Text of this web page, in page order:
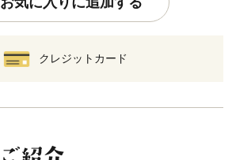
クレジットカード